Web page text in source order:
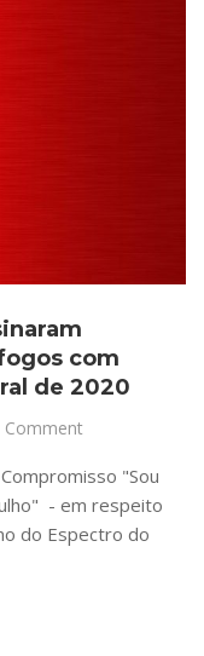
com
de 2020
"Sou
- em respeito
do Espectro do